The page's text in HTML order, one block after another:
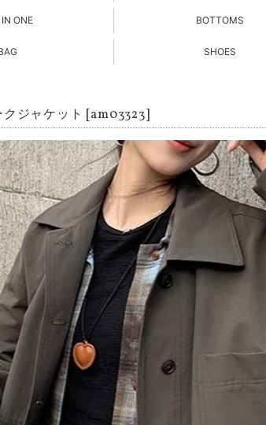
ONE BOTTOMS
SHOES
ジャケット [am03323]